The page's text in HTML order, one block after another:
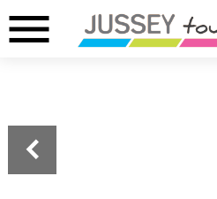
menu DREUX 02.37.46.01.73